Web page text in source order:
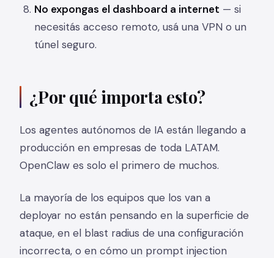
No expongas el dashboard a internet — si
necesitás acceso remoto, usá una VPN o un
túnel seguro.
¿Por qué importa esto?
Los agentes autónomos de IA están llegando a
producción en empresas de toda LATAM.
OpenClaw es solo el primero de muchos.
La mayoría de los equipos que los van a
deployar no están pensando en la superficie de
ataque, en el blast radius de una configuración
incorrecta, o en cómo un prompt injection